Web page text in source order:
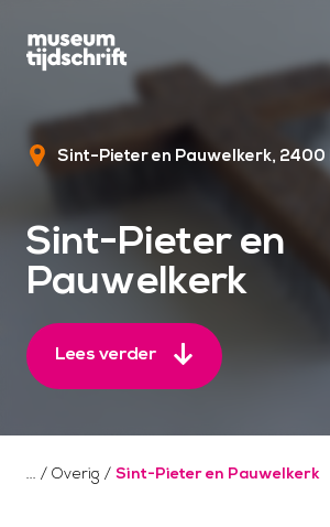
Sint-Pieter en Pauwelkerk, 2400
Sint-Pieter en
Pauwelkerk
Lees verder
/ Overig / Sint-Pieter en Pauwelkerk